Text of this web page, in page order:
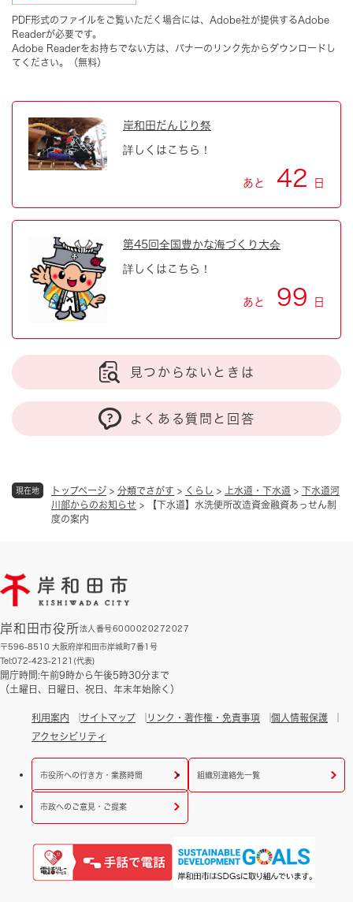
現在地 トップページ > 分類でさがす > くらし > 上水道・下水道 > 下水道河
川部からのお知らせ >
【下水道】水洗便所改造資金融資あっせん制
度の案内
PDF形式のファイルをご覧いただく場合には、Adobe社が提供するAdobe
Readerが必要です。
Adobe Readerをお持ちでない方は、バナーのリンク先からダウンロードし
てください。（無料）
岸和田だんじり祭
詳しくはこちら！
あと 42 日
第45回全国豊かな海づくり大会
詳しくはこちら！
あと 99 日
見つからないときは
よくある質問と回答
岸和田市役所法人番号6000020272027
〒596-8510 大阪府岸和田市岸城町7番1号
Tel:072-423-2121(代表)
開庁時間:午前9時から午後5時30分まで
（土曜日、日曜日、祝日、年末年始除く）
利用案内 サイトマップ リンク・著作権・免責事項
個人情報保護
アクセシビリティ
市役所への行き方・業務時間 組織別連絡先一覧
市政へのご意見・ご提案